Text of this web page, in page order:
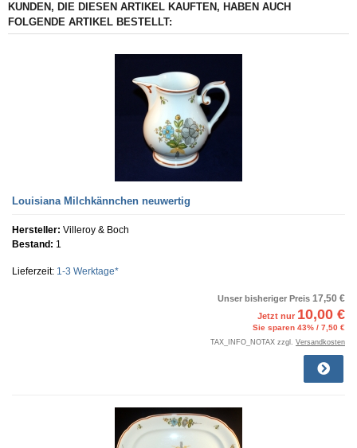
KUNDEN, DIE DIESEN ARTIKEL KAUFTEN, HABEN AUCH
FOLGENDE ARTIKEL BESTELLT:
Louisiana Milchkännchen neuwertig
Hersteller: Villeroy & Boch
Bestand: 1
Lieferzeit: 1-3 Werktage*
Unser bisheriger Preis 17,50 €
Jetzt nur 10,00 €
Sie sparen 43% / 7,50 €
TAX_INFO_NOTAX zzgl. Versandkosten